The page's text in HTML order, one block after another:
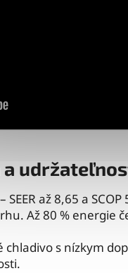
– SEER až 8,65 a
Až 80 % energie
chladivo s nízkym